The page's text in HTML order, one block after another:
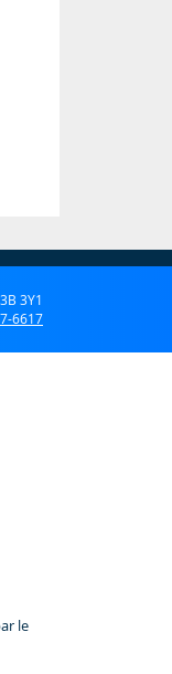
3Y1
6617
le